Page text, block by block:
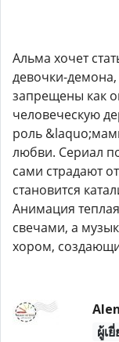
Альма хочет
девочки-
запрещены как
человеческую
роль
любви. Сериал
сами страдают
становится
Анимация
свечами, а
хором,
ผู้เ